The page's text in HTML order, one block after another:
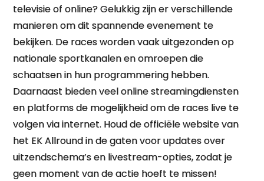
televisie of online? Gelukkig zijn er verschillende
manieren om dit spannende evenement te
bekijken. De races worden vaak uitgezonden op
nationale sportkanalen en omroepen die
schaatsen in hun programmering hebben.
Daarnaast bieden veel online streamingdiensten
en platforms de mogelijkheid om de races live te
volgen via internet. Houd de officiële website van
het EK Allround in de gaten voor updates over
uitzendschema’s en livestream-opties, zodat je
geen moment van de actie hoeft te missen!